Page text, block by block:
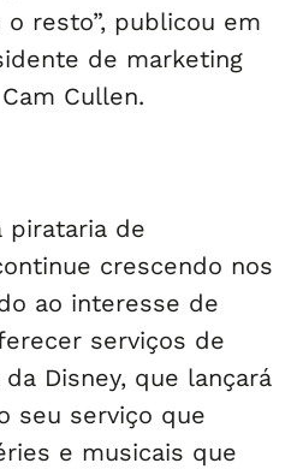
resto”, publicou em
de marketing
Cullen.
pirataria de
crescendo nos
ao interesse de
serviços de
Disney, que lançará
seu serviço que
e musicais que